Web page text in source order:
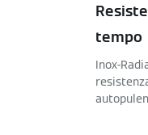
tempo
Inox-